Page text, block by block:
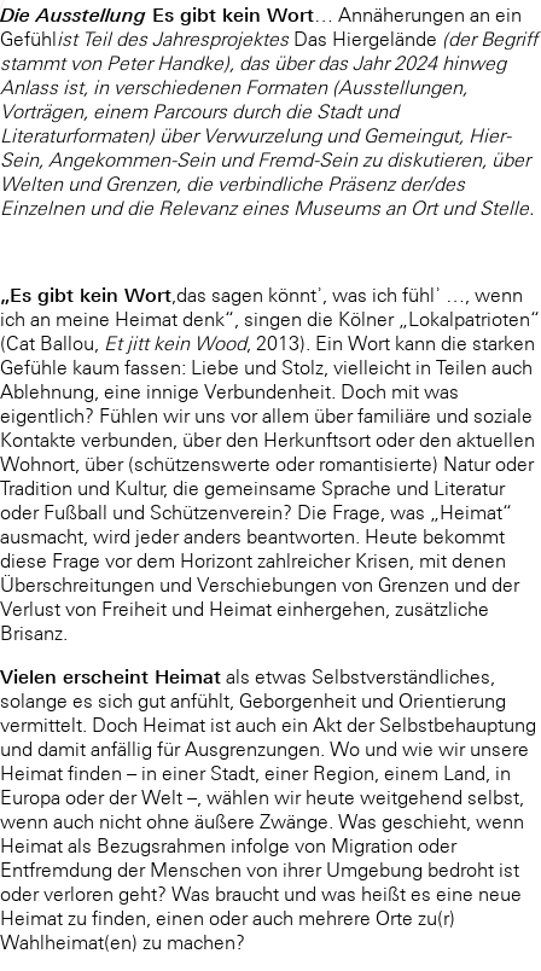
Die Ausstellung Es gibt kein Wort … Annäherungen an ein
Gefühlist Teil des Jahresprojektes Das Hiergelände (der Begriff
stammt von Peter Handke), das über das Jahr 2024 hinweg
Anlass ist, in verschiedenen Formaten (Ausstellungen,
Vorträgen, einem Parcours durch die Stadt und
Literaturformaten) über Verwurzelung und Gemeingut, Hier-
Sein, Angekommen-Sein und Fremd-Sein zu diskutieren, über
Welten und Grenzen, die verbindliche Präsenz der/des
Einzelnen und die Relevanz eines Museums an Ort und Stelle.
„Es gibt kein Wort das sagen könntʾ, was ich fühlʾ …, wenn
ich an meine Heimat denk“, singen die Kölner „Lokalpatrioten“
(Cat Ballou,
Et jitt kein Wood, 2013). Ein Wort kann die starken
Gefühle kaum fassen: Liebe und Stolz, vielleicht in Teilen auch
Ablehnung, eine innige Verbundenheit. Doch mit was
eigentlich? Fühlen wir uns vor allem über familiäre und soziale
Kontakte verbunden, über den Herkunftsort oder den aktuellen
Wohnort, über (schützenswerte oder romantisierte) Natur oder
Tradition und Kultur, die gemeinsame Sprache und Literatur
oder Fußball und Schützenverein? Die Frage, was „Heimat“
ausmacht, wird jeder anders beantworten. Heute bekommt
diese Frage vor dem Horizont zahlreicher Krisen, mit denen
Überschreitungen und Verschiebungen von Grenzen und der
Verlust von Freiheit und Heimat einhergehen, zusätzliche
Brisanz.
Vielen erscheint Heimat als etwas Selbstverständliches,
solange es sich gut anfühlt, Geborgenheit und Orientierung
vermittelt. Doch Heimat ist auch ein Akt der Selbstbehauptung
und damit anfällig für Ausgrenzungen. Wo und wie wir unsere
Heimat finden – in einer Stadt, einer Region, einem Land, in
Europa oder der Welt –, wählen wir heute weitgehend selbst,
wenn auch nicht ohne äußere Zwänge. Was geschieht, wenn
Heimat als Bezugsrahmen infolge von Migration oder
Entfremdung der Menschen von ihrer Umgebung bedroht ist
oder verloren geht? Was braucht und was heißt es eine neue
Heimat zu finden, einen oder auch mehrere Orte zu(r)
Wahlheimat(en) zu machen?